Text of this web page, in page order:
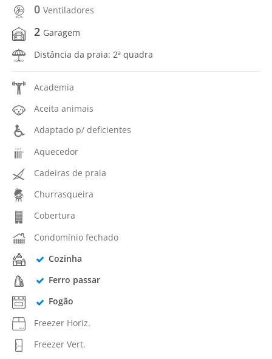
0 Ventiladores
2 Garagem
Distância da praia: 2ª quadra
Academia
Aceita animais
Adaptado p/ deficientes
Aquecedor
Cadeiras de praia
Churrasqueira
Cobertura
Condomínio fechado
Cozinha
Ferro passar
Fogão
Freezer Horiz.
Freezer Vert.